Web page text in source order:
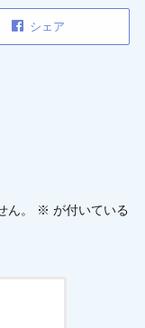
シェア
。 ※ が付いている